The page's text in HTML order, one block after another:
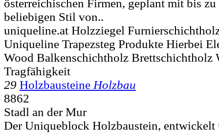
österreichischen Firmen, geplant mit bis
beliebigen Stil von..
uniqueline.at Holzziegel
Uniqueline Trapezsteg Produkte Hierbei
Wood Balkenschichtholz Brettschichtholz
Tragfähigkeit
29 Holzbausteine Holzbau
8862
Stadl an der Mur
Der Uniqueblock Holzbaustein,